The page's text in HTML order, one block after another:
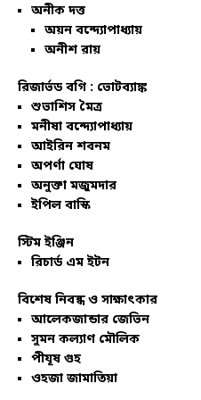
অনীক দত্ত
অয়ন বন্দ্যোপাধ্যায়
অনীশ রায়
রিজার্ভড বগি : ভোটব্যাঙ্ক
শুভাশিস মৈত্র
মনীষা বন্দ্যোপাধ্যায়
আইরিন শবনম
অপর্ণা ঘোষ
অনুক্তা মজুমদার
ইপিল বাস্কি
স্টিম ইঞ্জিন
রিচার্ড এম ইটন
বিশেষ নিবন্ধ ও সাক্ষাৎকার
আলেকজান্ডার জেভিন
সুমন কল্যাণ মৌলিক
পীযূষ গুহ
ওহজা জামাতিয়া